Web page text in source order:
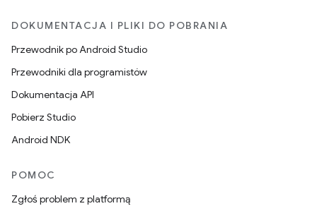
DOKUMENTACJA I PLIKI DO POBRANIA
Przewodnik po Android Studio
Przewodniki dla programistów
Dokumentacja API
Pobierz Studio
Android NDK
POMOC
Zgłoś problem z platformą